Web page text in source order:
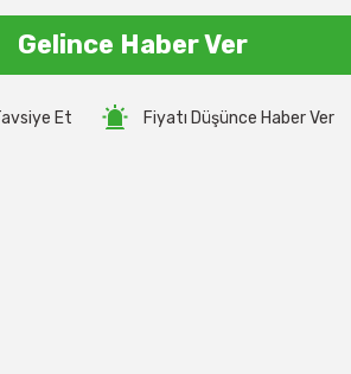
Gelince Haber Ver
Et Fiyatı Düşünce Haber Ver